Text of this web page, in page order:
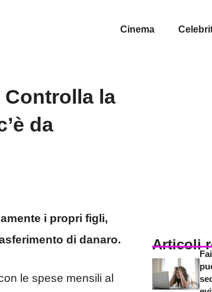
Cinema
la
da
i propri figli,
di danaro.
le spese mensili al
Articoli